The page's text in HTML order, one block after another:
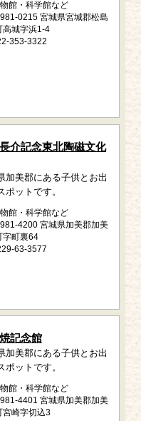
館・科学館など
0215 宮城県宮城郡松島
高城字浜1-4
353-3322
介記念東北陶磁文化
加美郡にある子供とお出
ポットです。
館・科学館など
4200 宮城県加美郡加美
字町裏64
63-3577
記念館
加美郡にある子供とお出
ポットです。
館・科学館など
4401 宮城県加美郡加美
宮崎字切込3